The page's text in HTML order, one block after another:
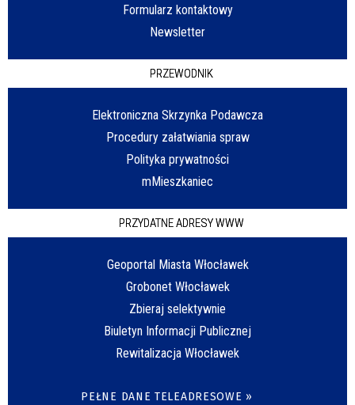
Formularz kontaktowy
Newsletter
PRZEWODNIK
Elektroniczna Skrzynka Podawcza
Procedury załatwiania spraw
Polityka prywatności
mMieszkaniec
PRZYDATNE ADRESY WWW
Geoportal Miasta Włocławek
Grobonet Włocławek
Zbieraj selektywnie
Biuletyn Informacji Publicznej
Rewitalizacja Włocławek
PEŁNE DANE TELEADRESOWE »